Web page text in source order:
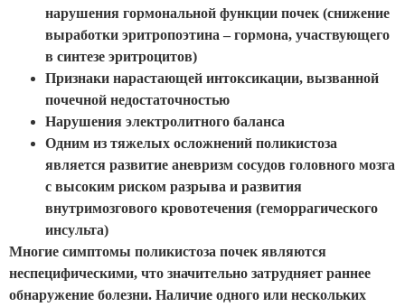
нарушения гормональной функции почек (снижение
выработки эритропоэтина – гормона, участвующего
в синтезе эритроцитов)
Признаки нарастающей интоксикации, вызванной
почечной недостаточностью
Нарушения электролитного баланса
Одним из тяжелых осложнений поликистоза
является развитие аневризм сосудов головного мозга
с высоким риском разрыва и развития
внутримозгового кровотечения (геморрагического
инсульта)
Многие симптомы поликистоза почек являются
неспецифическими, что значительно затрудняет раннее
обнаружение болезни. Наличие одного или нескольких